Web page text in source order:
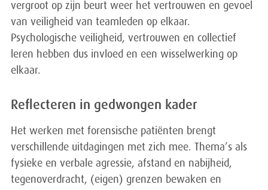
vergroot op zijn beurt weer het vertrouwen en gevoel
van veiligheid van teamleden op elkaar.
Psychologische veiligheid, vertrouwen en collectief
leren hebben dus invloed en een wisselwerking op
elkaar.
Reflecteren in gedwongen kader
Het werken met forensische patiënten brengt
verschillende uitdagingen met zich mee. Thema’s als
fysieke en verbale agressie, afstand en nabijheid,
tegenoverdracht, (eigen) grenzen bewaken en